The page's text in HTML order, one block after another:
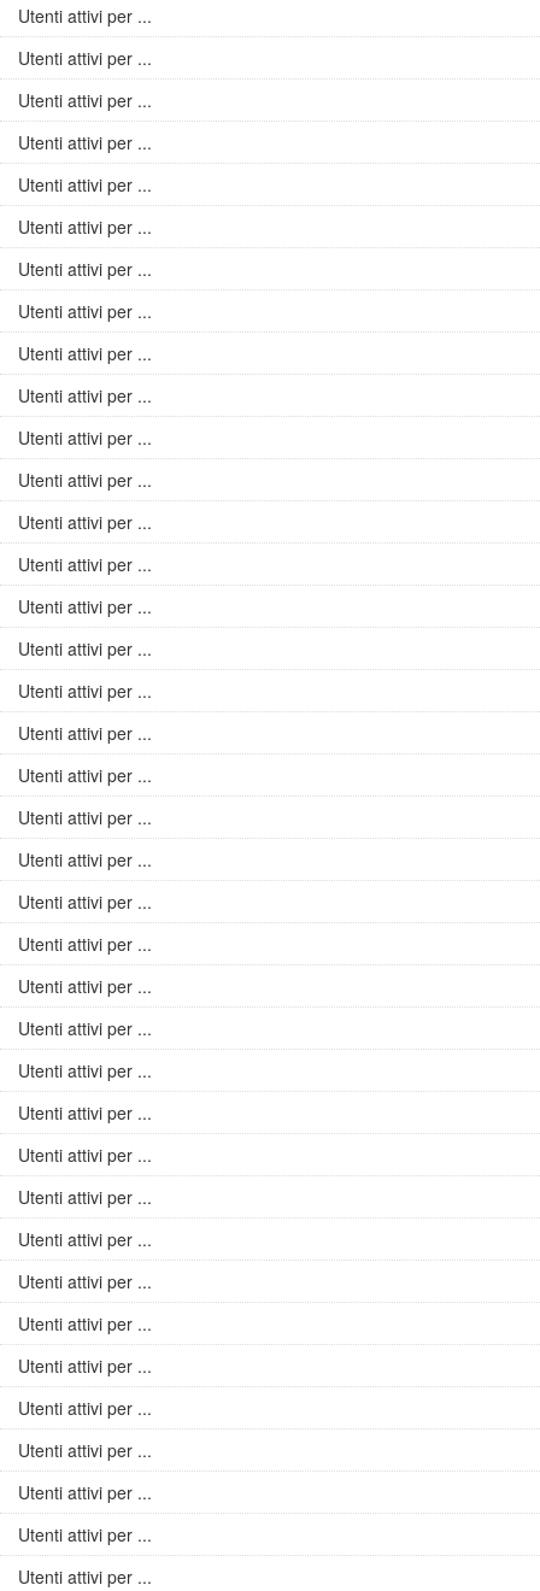
Utenti attivi per ...
Utenti attivi per ...
Utenti attivi per ...
Utenti attivi per ...
Utenti attivi per ...
Utenti attivi per ...
Utenti attivi per ...
Utenti attivi per ...
Utenti attivi per ...
Utenti attivi per ...
Utenti attivi per ...
Utenti attivi per ...
Utenti attivi per ...
Utenti attivi per ...
Utenti attivi per ...
Utenti attivi per ...
Utenti attivi per ...
Utenti attivi per ...
Utenti attivi per ...
Utenti attivi per ...
Utenti attivi per ...
Utenti attivi per ...
Utenti attivi per ...
Utenti attivi per ...
Utenti attivi per ...
Utenti attivi per ...
Utenti attivi per ...
Utenti attivi per ...
Utenti attivi per ...
Utenti attivi per ...
Utenti attivi per ...
Utenti attivi per ...
Utenti attivi per ...
Utenti attivi per ...
Utenti attivi per ...
Utenti attivi per ...
Utenti attivi per ...
Utenti attivi per ...